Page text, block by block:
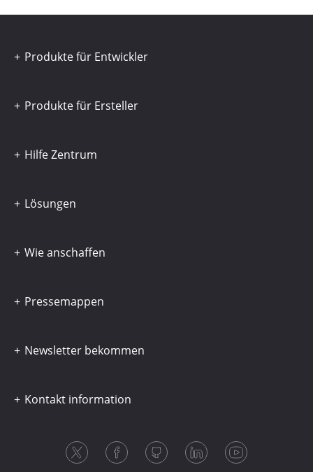
Produkte für Entwickler
Produkte für Ersteller
Hilfe Zentrum
Lösungen
Wie anschaffen
Pressemappen
Newsletter bekommen
Kontakt information